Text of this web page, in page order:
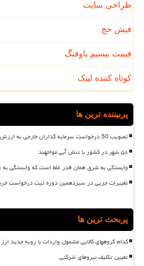
طراحی سایت
فیش حج
قیمت بیسیم باوفنگ
کوتاه کننده لینک
پربیننده ترین ها
تصویب 50 درخواست سرمایه گذاران خارجی به ارزش 491 میلیون دلار در هیأت سرمایه گذاری
۵۸ شهر در کشور با تنش آبی مواجهند
وابستگی به شرق همان قدر غلط است که وابستگی
تغییرات جزیی در سیزدهمین دوره ثبت درخواست
پربحث ترین ها
کدام گروههای کالایی مشمول واردات با رویه جدید
تعیین تکلیف نیروهای شرکتی